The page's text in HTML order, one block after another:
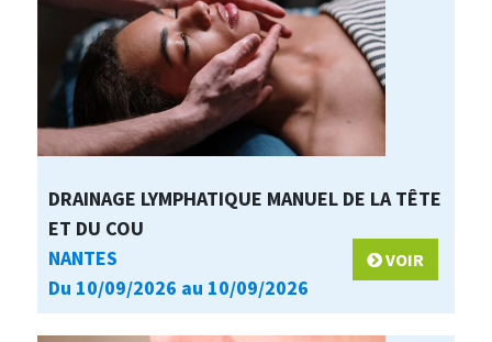
DRAINAGE LYMPHATIQUE MANUEL DE LA TÊTE
ET DU COU
NANTES
Du 10/09/2026 au 10/09/2026
VOIR